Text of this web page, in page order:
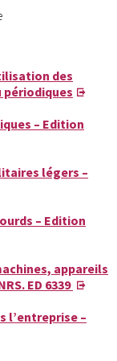
des
– Edition
légers –
– Edition
appareils
ED 6339
l’entreprise –